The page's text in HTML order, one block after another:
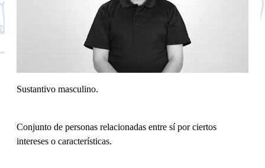
Sustantivo masculino.
Conjunto de personas relacionadas entre sí por ciertos
intereses o características.